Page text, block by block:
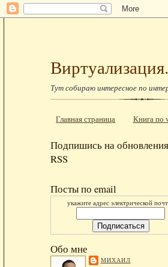
Тут собираю интересное по
Главная страница Книга по
Подпишись на
RSS
Посты по email
укажите адрес электрической
Обо мне
МИХАИЛ